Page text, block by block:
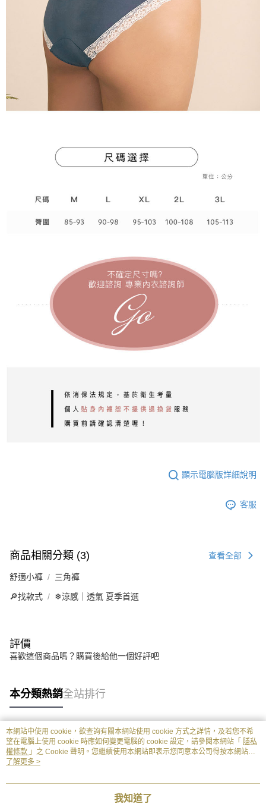
顯示電腦版詳細說明
客服
商品相關分類 (3) 查看全部
舒適小褲 三角褲
🔎找款式 ❄涼感｜透氣 夏季首選
評價
喜歡這個商品嗎？購買後給他一個好評吧
本分類熱銷全站排行
熱門標籤
本網站中使用 cookie，欲查詢有關本網站使用 cookie 方式之詳情，及若您不希
望在電腦上使用 cookie 時應如何變更電腦的 cookie 設定，請參閱本網站「 隱私
權條款 」之 Cookie 聲明。您繼續使用本網站即表示您同意本公司得按本網站使
用條款之 Cookie 聲明使用 cookie。
了解更多 >
我知道了